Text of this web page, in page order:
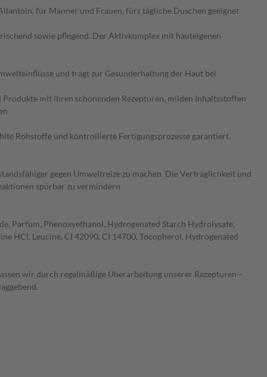
für Männer und Frauen, fürs tägliche Duschen geeignet
sowie pflegend. Der Aktivkomplex mit hauteigenen
und trägt zur Gesunderhaltung der Haut bei
mit ihren schonenden Rezepturen, milden Inhaltsstoffen
Rohstoffe und kontrollierte Fertigungsprozesse garantiert.
gegen Umweltreize zu machen. Die Verträglichkeit und
spürbar zu vermindern
Parfum, Phenoxyethanol, Hydrogenated Starch Hydrolysate,
HCl, Leucine, CI 42090, CI 14700, Tocopherol, Hydrogenated
wir durch regelmäßige Überarbeitung unserer Rezepturen –